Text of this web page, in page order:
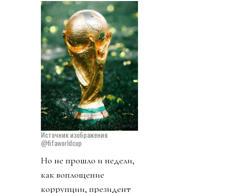
Источник изображения
@fifaworldcup
Но не прошло и недели,
как воплощение
коррупции, президент